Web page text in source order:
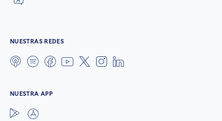
NUESTRAS REDES
NUESTRA APP